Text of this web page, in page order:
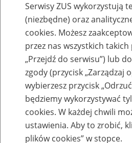
Emerytury
Baza
przekształconych
Serwisy ZUS wykorzystują
(niezbędne) oraz
cookies. Możesz
przez nas wszystkich
„Przejdź do serwisu”) lub
zgody (przycisk „Zarządzaj
wybierzesz przycisk
będziemy wykorzystywać
cookies. W każdej chwili
ustawienia. Aby to zrobić,
plików cookies” w stopce.